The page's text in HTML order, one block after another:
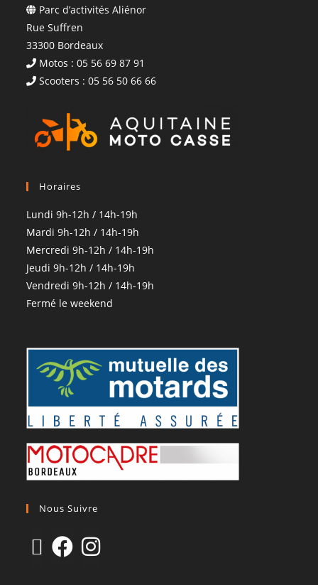
Parc d’activités Aliénor
Rue Suffren
33300 Bordeaux
Motos : 05 56 69 87 91
Scooters : 05 56 50 66 66
Horaires
Lundi 9h-12h / 14h-19h
Mardi 9h-12h / 14h-19h
Mercredi 9h-12h / 14h-19h
Jeudi 9h-12h / 14h-19h
Vendredi 9h-12h / 14h-19h
Fermé le weekend
Nous Suivre